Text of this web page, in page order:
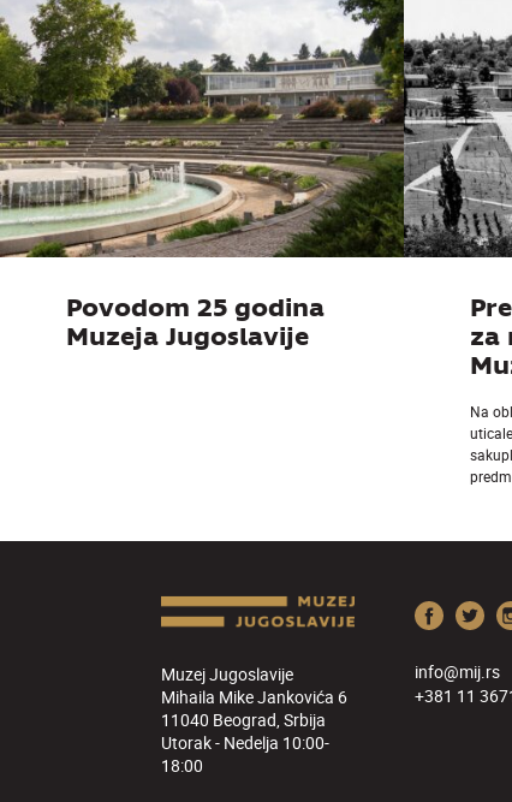
Povodom 25 godina
Muzeja Jugoslavije
za
Na
Muzej Jugoslavije
Mihaila Mike Jankovića 6
11040 Beograd, Srbija
Utorak - Nedelja 10:00-
18:00
info@mij.rs
+381 11